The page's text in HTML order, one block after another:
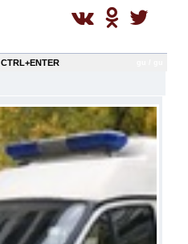
CTRL+ENTER